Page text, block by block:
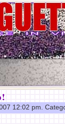
12:02 pm.